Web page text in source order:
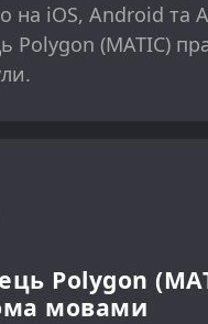
на iOS, Android та
Polygon (MATIC)
Polygon
мовами